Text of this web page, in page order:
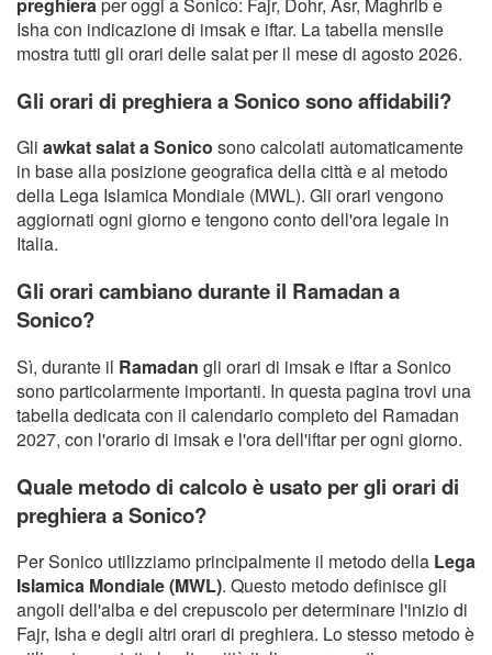
Isha con indicazione di imsak e iftar. La tabella mensile
mostra tutti gli orari delle salat per il mese di agosto 2026.
Gli orari di preghiera a Sonico sono affidabili?
Gli awkat salat a Sonico sono calcolati automaticamente
in base alla posizione geografica della città e al metodo
della Lega Islamica Mondiale (MWL). Gli orari vengono
aggiornati ogni giorno e tengono conto dell'ora legale in
Italia.
Gli orari cambiano durante il Ramadan a
Sonico?
Sì, durante il Ramadan gli orari di imsak e iftar a Sonico
sono particolarmente importanti. In questa pagina trovi una
tabella dedicata con il calendario completo del Ramadan
2027, con l'orario di imsak e l'ora dell'iftar per ogni giorno.
Quale metodo di calcolo è usato per gli orari di
preghiera a Sonico?
Per Sonico utilizziamo principalmente il metodo della Lega
Islamica Mondiale (MWL). Questo metodo definisce gli
angoli dell'alba e del crepuscolo per determinare l'inizio di
Fajr, Isha e degli altri orari di preghiera. Lo stesso metodo è